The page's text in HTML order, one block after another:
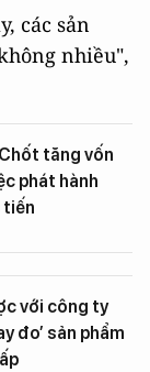
các sản
nhiều",
tăng vốn
phát hành
tiến
với công ty
đo’ sản phẩm